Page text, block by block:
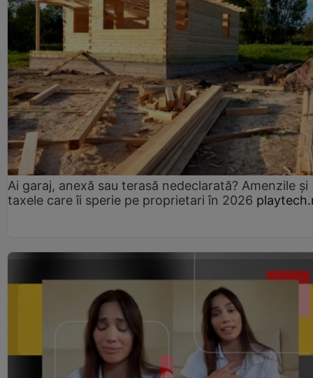
Ai garaj, anexă sau terasă nedeclarată? Amenzile și
taxele care îi sperie pe proprietari în 2026